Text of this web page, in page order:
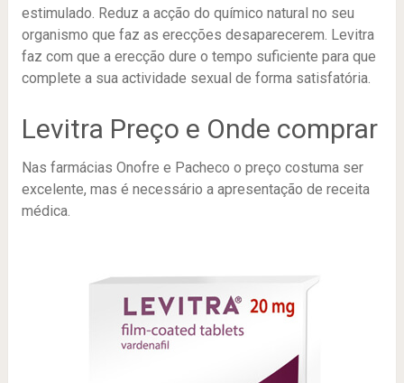
estimulado. Reduz a acção do químico natural no seu
organismo que faz as erecções desaparecerem. Levitra
faz com que a erecção dure o tempo suficiente para que
complete a sua actividade sexual de forma satisfatória.
Levitra Preço e Onde comprar
Nas farmácias Onofre e Pacheco o preço costuma ser
excelente, mas é necessário a apresentação de receita
médica.